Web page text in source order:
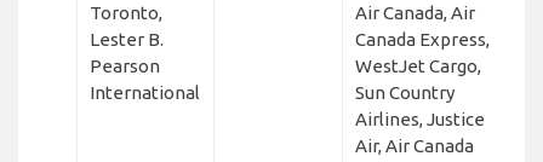
Toronto,
Lester B.
Pearson
International
Air Canada, Air
Canada Express,
WestJet Cargo,
Sun Country
Airlines, Justice
Air, Air Canada